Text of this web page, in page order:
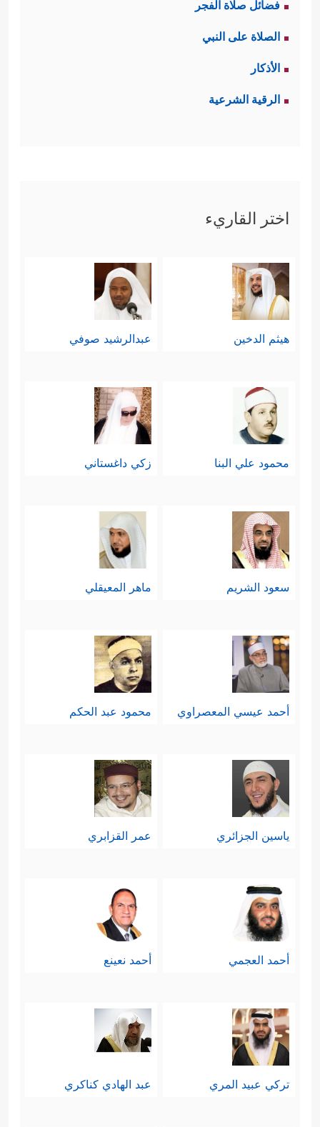
فضائل صلاة الفجر
الصلاة على النبي
الأذكار
الرقية الشرعية
اختر القاريء
هيثم الدخين عبدالرشيد صوفي
محمود علي البنا زكي داغستاني
سعود الشريم ماهر المعيقلي
أحمد عيسي المعصراوي محمود عبد الحكم
ياسين الجزائري عمر القزابري
أحمد العجمي أحمد نعينع
تركي عبيد المري عبد الهادي كناكري